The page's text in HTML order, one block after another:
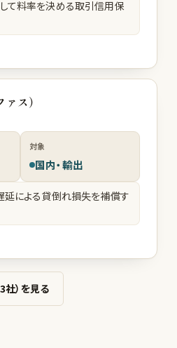
て料率を決める取引信用保
ス）
対象
国内・輸出
延による貸倒れ損失を補償す
）を見る